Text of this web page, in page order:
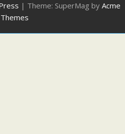
| Theme: SuperMag by Acme
Themes